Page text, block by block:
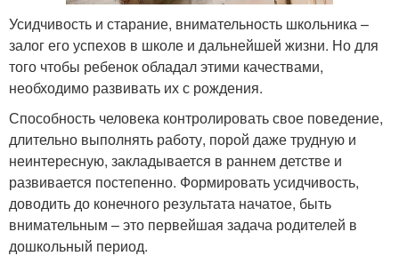
Усидчивость и старание, внимательность школьника –
залог его успехов в школе и дальнейшей жизни. Но для
того чтобы ребенок обладал этими качествами,
необходимо развивать их с рождения.
Способность человека контролировать свое поведение,
длительно выполнять работу, порой даже трудную и
неинтересную, закладывается в раннем детстве и
развивается постепенно. Формировать усидчивость,
доводить до конечного результата начатое, быть
внимательным – это первейшая задача родителей в
дошкольный период.